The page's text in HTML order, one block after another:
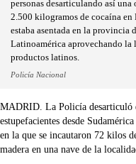
personas desarticulando así
2.500 kilogramos de cocaína en
estaba asentada en la provincia
Latinoamérica aprovechando la
productos latinos.
Policía Nacional
MADRID. La Policía desarticuló
estupefacientes desde
en la que se incautaron 72 kilos
madera en una nave de la